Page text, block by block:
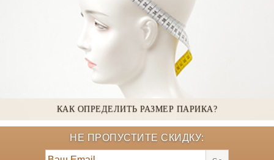
КАК ОПРЕДЕЛИТЬ РАЗМЕР ПАРИКА?
НЕ ПРОПУСТИТЕ СКИДКУ: